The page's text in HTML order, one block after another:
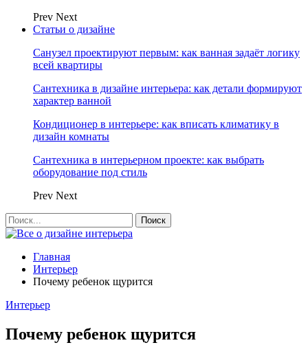
Prev Next
Статьи о дизайне
Санузел проектируют первым: как ванная задаёт логику
всей квартиры
Сантехника в дизайне интерьера: как детали формируют
характер ванной
Кондиционер в интерьере: как вписать климатику в
дизайн комнаты
Сантехника в интерьерном проекте: как выбрать
оборудование под стиль
Prev Next
Главная
Интерьер
Почему ребенок щурится
Интерьер
Почему ребенок щурится